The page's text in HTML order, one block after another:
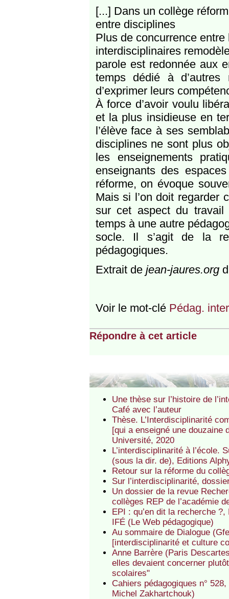
[...] Dans un collège
entre disciplines
Plus de concurrence
interdisciplinaires
parole est redonnée aux
temps dédié à d’autres
d’exprimer leurs
À force d’avoir voulu
et la plus insidieuse en
l’élève face à ses
disciplines ne sont plus
les enseignements
enseignants des
réforme, on évoque
Mais si l’on doit regarder
sur cet aspect du travail
temps à une autre
socle. Il s’agit de la
pédagogiques.
Extrait de jean-jaures.org
Voir le mot-clé Pédag.
Répondre à cet article
Une thèse sur l’histoire de
Café avec l’auteur
Thèse. L’Interdisciplinarité
[qui a enseigné une douzaine
Université, 2020
L’interdisciplinarité à l’école.
(sous la dir. de), Editions
Retour sur la réforme du
Sur l’interdisciplinarité,
Un dossier de la revue
collèges REP de l’académie
EPI : qu’en dit la recherche
IFÉ (Le Web pédagogique)
Au sommaire de Dialogue
[interdisciplinarité et culture
Anne Barrère (Paris
elles devaient concerner
scolaires"
Cahiers pédagogiques n°
Michel Zakhartchouk)